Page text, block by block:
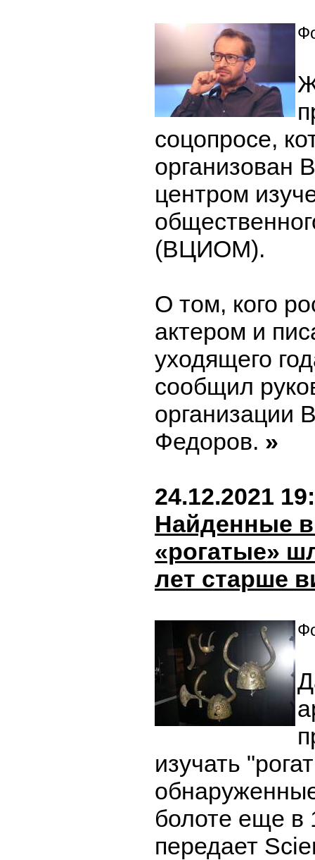
соцопросе,
организован
центром
(ВЦИОМ).
О том, кого
актером и
уходящего
сообщил
организации
Федоров. »
24.12.2021
Найденные
«рогатые»
лет старше
изучать
болоте еще в
передает